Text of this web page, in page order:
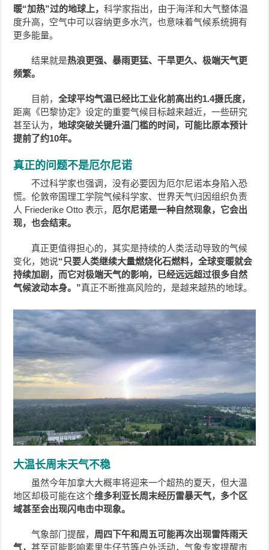
暖“加热”过的地球上，科学家指出，由于海洋和大气整体温
度升高，空气中可以容纳更多水汽，也意味着气候系统拥有
更多能量。
结果就是热浪更强、暴雨更猛、干旱更久、极端天气更
频繁。
目前，全球平均气温已经比工业化前高出约1.4摄氏度，
距离《巴黎协定》设定的重要气候目标越来越近，一些研究
甚至认为，地球突破关键升温门槛的时间，可能比原本预计
提前了约10年。
真正的问题不是厄尔尼诺
不过科学家也强调，没有必要因为厄尔尼诺本身陷入恐
慌。伦敦帝国理工学院气候科学家、世界天气归因组织负责
人 Friederike Otto 表示， 厄尔尼诺是一种自然现象，它会出
现，也会结束。
真正更值得担心的，其实是持续的人类活动导致的气候
变化，她说“只要人类继续大量燃烧化石燃料，全球变暖就会
持续加剧，而它对极端天气的影响，已经远远超过很多自然
气候波动本身。”真正不断推高风险的，是越来越热的地球。
大温长周末天气不稳
虽然今年加拿大大概率将迎来一个超热的夏天，但大温
地区却极可能在这个维多利亚长周末经历雷暴天气，多个区
域甚至会出现闪电击中现象。
气象部门提醒， 周四下午和周五可能再次出现雷阵雨天
气，甚至可能影响素里牛仔节等户外活动，气象专家提醒市